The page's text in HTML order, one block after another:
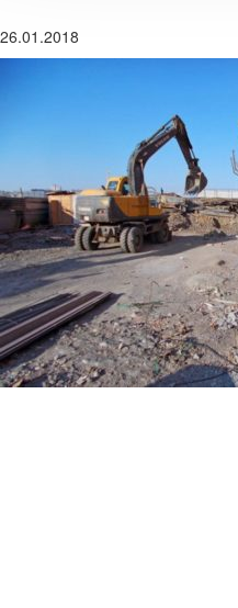
26.01.2018